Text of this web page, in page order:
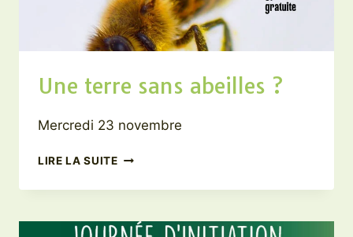
Une terre sans abeilles ?
Mercredi 23 novembre
LIRE LA SUITEUNE
SANS
?